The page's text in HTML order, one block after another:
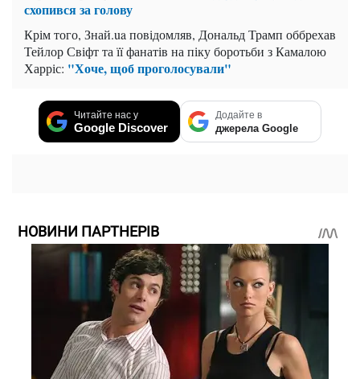
схопився за голову
Крім того, Знай.ua повідомляв, Дональд Трамп оббрехав
Тейлор Свіфт та її фанатів на піку боротьби з Камалою
Харріс: "Хоче, щоб проголосували"
Читайте нас у
Google Discover
Додайте в
джерела Google
НОВИНИ ПАРТНЕРІВ